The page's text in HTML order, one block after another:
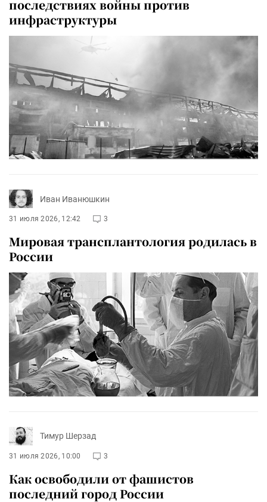
последствиях войны против
инфраструктуры
Иван Иванюшкин
31 июля 2026, 12:42 3
Мировая трансплантология родилась в
России
Тимур Шерзад
31 июля 2026, 10:00 3
Как освободили от фашистов
последний город России